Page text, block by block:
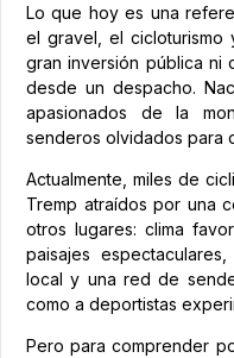
Lo que hoy es una
el gravel, el
gran inversión pública ni
desde un despacho.
apasionados de la
senderos olvidados para
Actualmente, miles de
Tremp atraídos por una
otros lugares: clima
paisajes
local y una red de
como a deportistas
Pero para comprender